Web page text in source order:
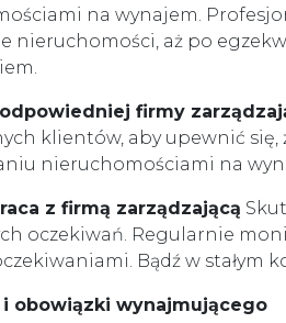
na wynajem.
nieruchomości, aż po
firmy
klientów, aby upewnić się,
nieruchomościami na
z firmą zarządzającą
oczekiwań. Regularnie
Bądź w
i obowiązki wynajmującego